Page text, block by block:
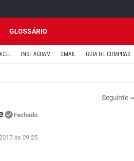
GLOSSÁRIO
INSTAGRAM GMAIL GUIA DE COMPRAS
Seguinte
Fechado
às 09:25